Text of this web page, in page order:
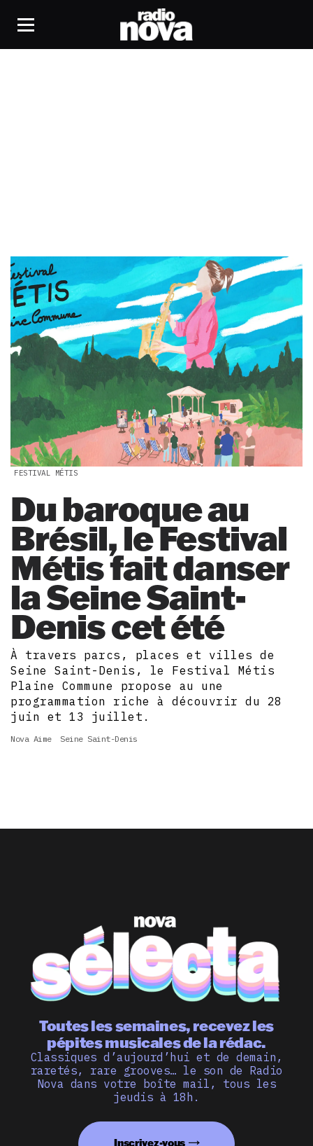
FESTIVAL MÉTIS
Du baroque au
Brésil, le Festival
Métis fait danser
la Seine Saint-
Denis cet été
À travers parcs, places et villes de
Seine Saint-Denis, le Festival Métis
Plaine Commune propose au une
programmation riche à découvrir du 28
juin et 13 juillet.
Nova Aime Seine Saint-Denis
Toutes les semaines, recevez les
pépites musicales de la rédac.
Classiques d’aujourd’hui et de demain,
raretés, rare grooves… le son de Radio
Nova dans votre boîte mail, tous les
jeudis à 18h.
Inscrivez-vous